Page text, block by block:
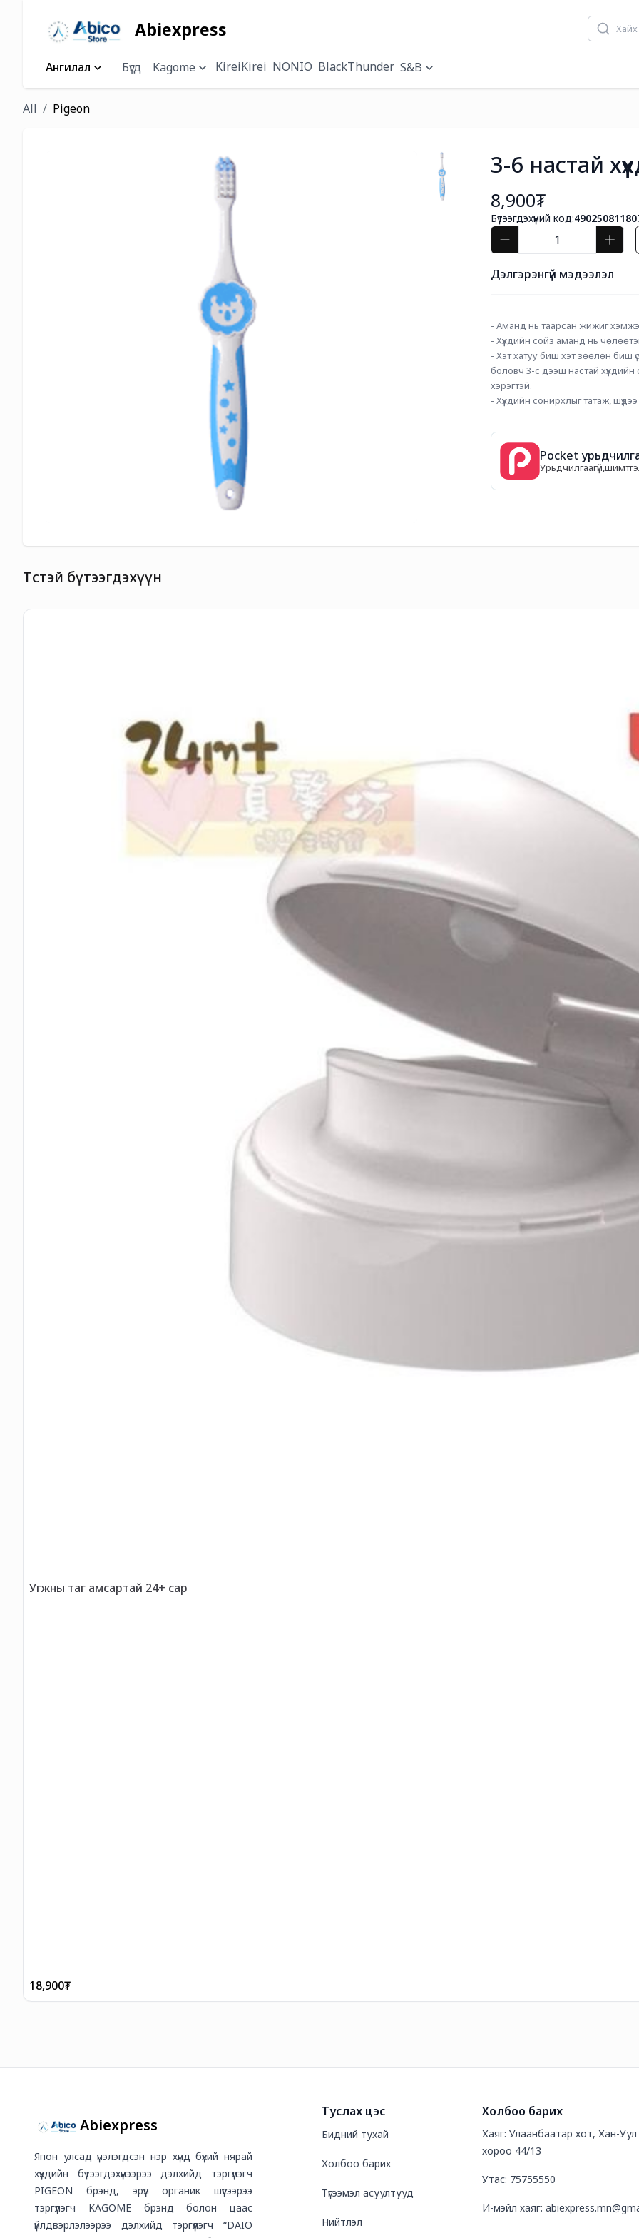
Abiexpress
Ангилал Бүгд Kagome KireiKirei NONIO BlackThunder S&B
All Pigeon
3-6 настай
8,900₮
Бүтээгдэхүүний код:
Дэлгэрэнгүй мэдээлэл
- Аманд нь таарсан жижиг
- Хүүхдийн сойз аманд нь
- Хэт хатуу биш хэт зөөлөн биш
боловч 3-с дээш настай
хэрэгтэй.
- Хүүхдийн сонирхлыг татаж, шүдээ
Pocket
Төстэй бүтээгдэхүүн
Угжны таг амсартай 24+ сар
18,900₮
Abiexpress
Япон улсад үнэлэгдсэн нэр хүнд бүхий нярай
хүүхдийн бүтээгдэхүүнээрээ дэлхийд тэргүүлэгч
PIGEON брэнд, эрүүл органик шүүсээрээ
тэргүүлэгч KAGOME брэнд болон цаас
үйлдвэрлэлээрээ дэлхийд тэргүүлэгч “DAIO
Туслах цэс
Бидний тухай
Холбоо барих
Түгээмэл асуултууд
Нийтлэл
Холбоо барих
Хаяг: Улаанбаатар хот, Хан-Уул
хороо 44/13
Утас: 75755550
И-мэйл хаяг: